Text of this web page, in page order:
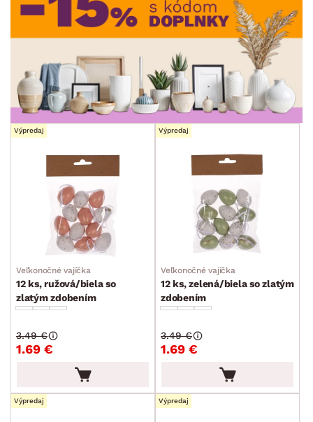
Výpredaj
Veľkonočné vajíčka
12 ks, ružová/biela so
zlatým zdobením
1.69 €
3.49 €
Výpredaj
Veľkonočné vajíčka
12 ks, zelená/biela so zlatým
zdobením
1.69 €
3.49 €
Výpredaj Výpredaj